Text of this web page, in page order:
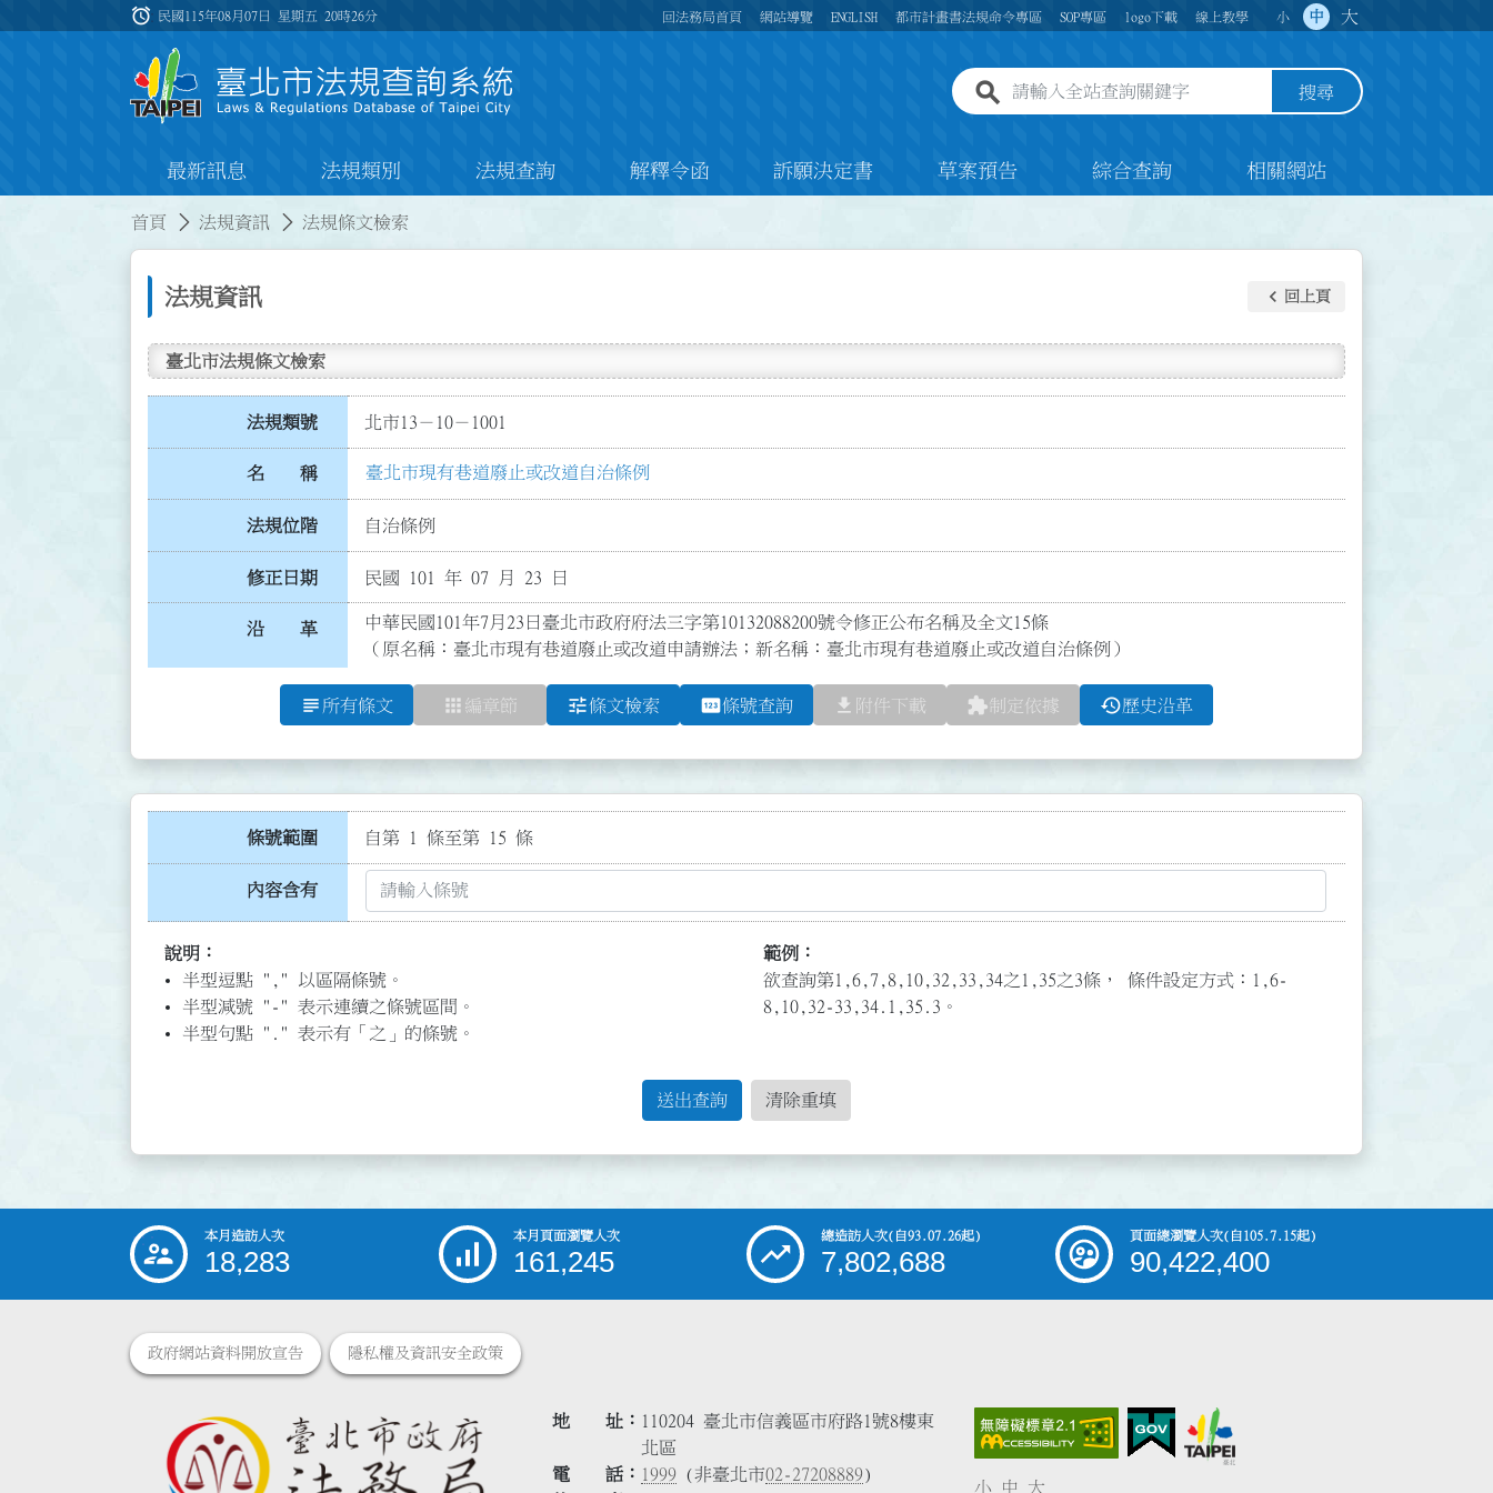
:::
alarm 民國115年08月07日 星期五20時26分 回法務局首頁 網站導覽 ENGLISH 都市計畫書法規命令專區 SOP專區 logo下載 線上教學 小 中 大
全站查詢關鍵字欄位 搜尋
最新訊息 法規類別 法規查詢 解釋令函 訴願決定書 草案預告 綜合查詢 相關網站
首頁 法規資訊 法規條文檢索
法規資訊 keyboard_arrow_left 回上頁
臺北市法規條文檢索
法規類號 北市13－10－1001
名 稱 臺北市現有巷道廢止或改道自治條例
法規位階 自治條例
修正日期 民國 101 年 07 月 23 日
沿 革
中華民國101年7月23日臺北市政府府法三字第10132088200號令修正公布名稱及全文15條
（原名稱：臺北市現有巷道廢止或改道申請辦法；新名稱：臺北市現有巷道廢止或改道自治條例）
subject 所有條文 apps 編章節 tune條文檢索 pin條號查詢 file_download 附件下載 extension制定依據 history歷史沿革
條號範圍 自第 1 條至第 15 條
內容含有
說明：
半型逗點 "," 以區隔條號。
半型減號 "-" 表示連續之條號區間。
半型句點 "." 表示有「之」的條號。
範例：
欲查詢第1,6,7,8,10,32,33,34之1,35之3條， 條件設定方式：1,6-
8,10,32-33,34.1,35.3。
送出查詢 清除重填
::: 本月造訪人次
18,283
本月頁面瀏覽人次
161,245
總造訪人次(自93.07.26起)
7,802,688
頁面總瀏覽人次(自105.7.15起)
90,422,400
政府網站資料開放宣告 隱私權及資訊安全政策
地 址
110204 臺北市信義區市府路1號8樓東
北區
電 話
1999 (非臺北市02-27208889)
小 中 大